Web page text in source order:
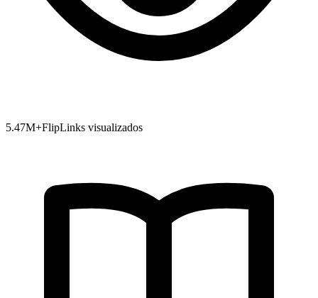
5.47M+FlipLinks visualizados